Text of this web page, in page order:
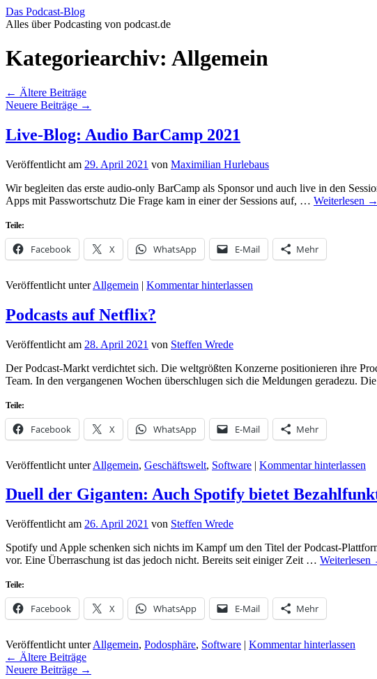
Das Podcast-Blog
Alles über Podcasting von podcast.de
Inhalt
springen
Kategoriearchiv: Allgemein
← Ältere Beiträge
Neuere Beiträge →
Live-Blog: Audio BarCamp 2021
Veröffentlicht am 29. April 2021 von Maximilian Hurlebaus
Wir begleiten das erste audio-only BarCamp als Sponsor und auch live in den
Apps mit Passwortschutz Die Frage kam in einer der Sessions auf, … Weiterlesen →
Teile:
Facebook X WhatsApp E-Mail Mehr
Veröffentlicht unter Allgemein | Kommentar hinterlassen
Podcasts auf Netflix?
Veröffentlicht am 28. April 2021 von Steffen Wrede
Der Podcast-Markt verdichtet sich. Die weltgrößten Konzerne positionieren ihre
Team. In den vergangenen Wochen überschlugen sich die Meldungen geradezu.
Teile:
Facebook X WhatsApp E-Mail Mehr
Veröffentlicht unter Allgemein, Geschäftswelt, Software | Kommentar hinterlassen
Duell der Giganten: Auch Spotify bietet
Veröffentlicht am 26. April 2021 von Steffen Wrede
Spotify und Apple schenken sich nichts im Kampf um den Titel der Podcast-
vor. Eine Überraschung ist das jedoch nicht. Bereits seit einiger Zeit … Weiterlesen
Teile:
Facebook X WhatsApp E-Mail Mehr
Veröffentlicht unter Allgemein, Podosphäre, Software | Kommentar hinterlassen
← Ältere Beiträge
Neuere Beiträge →